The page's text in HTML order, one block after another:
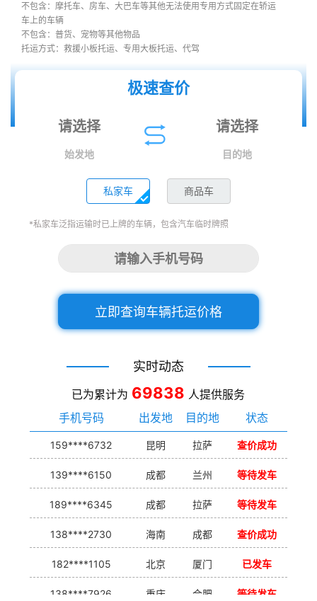
不包含：摩托车、房车、大巴车等其他无法使用专用方式固定在轿运
车上的车辆
不包含：普货、宠物等其他物品
托运方式：救援小板托运、专用大板托运、代驾
极速查价
始发地 目的地
私家车 商品车
*私家车泛指运输时已上牌的车辆，包含汽车临时牌照
立即查询车辆托运价格
实时动态
已为累计为 69838 人提供服务
手机号码
出发地 目的地 状态
159****6732 昆明 拉萨 查价成功
139****6150 成都 兰州 等待发车
189****6345 成都 拉萨 等待发车
138****2730 海南 成都 查价成功
182****1105 北京 厦门 已发车
138****7926 重庆 合肥 等待发车